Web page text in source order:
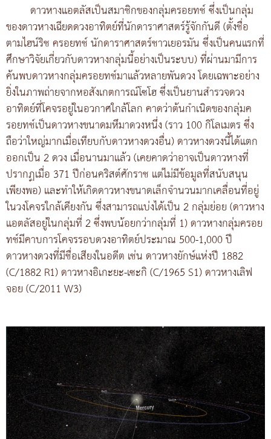
ดาวหางแอตลัสเป็นสมาชิกของกลุ่มครอยทช์ ซึ่งเป็นกลุ่ม
ของดาวหางเฉียดดวงอาทิตย์ที่นักดาราศาสตร์รู้จักกันดี (ตั้งชื่อ
ตามไฮน์ริช ครอยทช์ นักดาราศาสตร์ชาวเยอรมัน ซึ่งเป็นคนแรกที่
ศึกษาวิจัยเกี่ยวกับดาวหางกลุ่มนี้อย่างเป็นระบบ) ที่ผ่านมามีการ
ค้นพบดาวหางกลุ่มครอยทช์มาแล้วหลายพันดวง โดยเฉพาะอย่าง
ยิ่งในภาพถ่ายจากหอสังเกตการณ์โซโฮ ซึ่งเป็นยานสำรวจดวง
อาทิตย์ที่โคจรอยู่ในอวกาศใกล้โลก คาดว่าต้นกำเนิดของกลุ่มค
รอยทช์เป็นดาวหางขนาดมหึมาดวงหนึ่ง (ราว 100 กิโลเมตร ซึ่ง
ถือว่าใหญ่มากเมื่อเทียบกับดาวหางดวงอื่น) ดาวหางดวงนี้ได้แตก
ออกเป็น 2 ดวง เมื่อนานมาแล้ว (เคยคาดว่าอาจเป็นดาวหางที่
ปรากฏเมื่อ 371 ปีก่อนคริสต์ศักราช แต่ไม่มีข้อมูลที่สนับสนุน
เพียงพอ) และทำให้เกิดดาวหางขนาดเล็กจำนวนมากเคลื่อนที่อยู่
ในวงโคจรใกล้เคียงกัน ซึ่งสามารถแบ่งได้เป็น 2 กลุ่มย่อย (ดาวหาง
แอตลัสอยู่ในกลุ่มที่ 2 ซึ่งพบน้อยกว่ากลุ่มที่ 1) ดาวหางกลุ่มครอย
ทช์มีคาบการโคจรรอบดวงอาทิตย์ประมาณ 500-1,000 ปี
ดาวหางดวงที่มีชื่อเสียงในอดีต เช่น ดาวหางยักษ์แห่งปี 1882
(C/1882 R1) ดาวหางอิเกะยะ-เซะกิ (C/1965 S1) ดาวหางเลิฟ
จอย (C/2011 W3)